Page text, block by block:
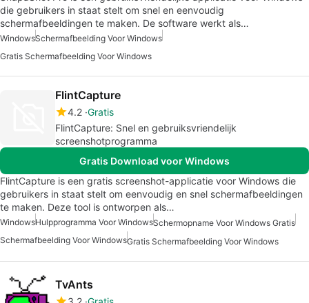
die gebruikers in staat stelt om snel en eenvoudig
schermafbeeldingen te maken. De software werkt als…
WindowsSchermafbeelding Voor Windows
Gratis Schermafbeelding Voor Windows
FlintCapture
4.2 Gratis
FlintCapture: Snel en gebruiksvriendelijk
screenshotprogramma
Gratis Download voor Windows
FlintCapture is een gratis screenshot-applicatie voor Windows die
gebruikers in staat stelt om eenvoudig en snel schermafbeeldingen
te maken. Deze tool is ontworpen als…
WindowsHulpprogramma Voor WindowsSchermopname Voor Windows Gratis
Schermafbeelding Voor WindowsGratis Schermafbeelding Voor Windows
TvAnts